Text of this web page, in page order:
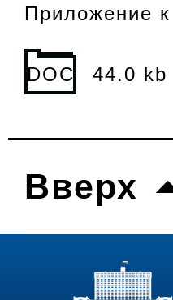
Приложение
DOC 44.0 kb
Вверх